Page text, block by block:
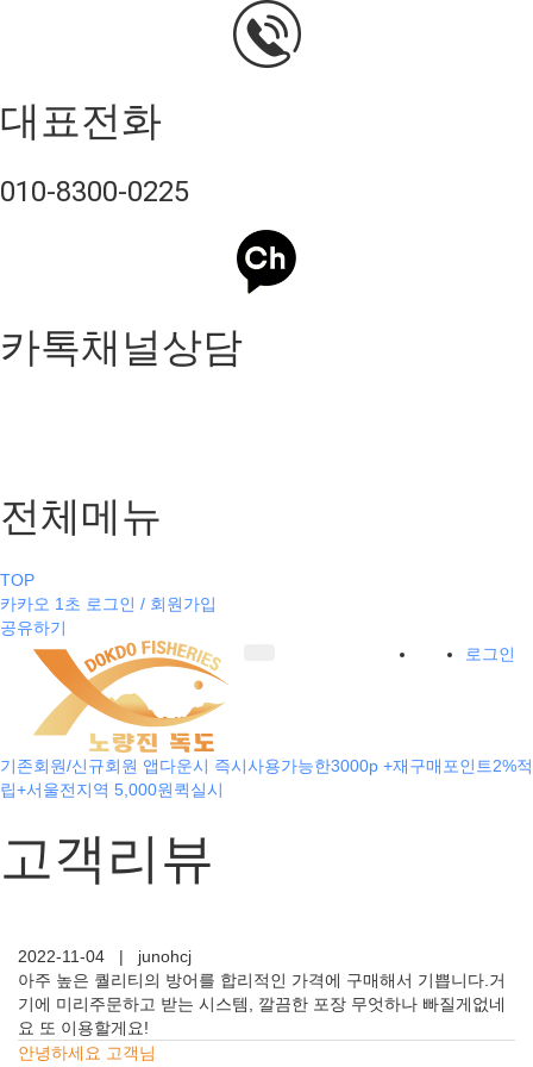
대표전화
010-8300-0225
카톡채널상담
전체메뉴
TOP
카카오 1초 로그인 / 회원가입
공유하기
로그인
기존회원/신규회원 앱다운시 즉시사용가능한3000p +재구매포인트2%적
립+서울전지역 5,000원퀵실시
고객리뷰
2022-11-04 |
junohcj
아주 높은 퀄리티의 방어를 합리적인 가격에 구매해서 기쁩니다.거
기에 미리주문하고 받는 시스템, 깔끔한 포장 무엇하나 빠질게없네
요 또 이용할게요!
안녕하세요 고객님